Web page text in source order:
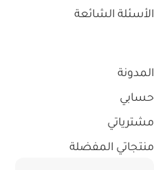
الأسئلة الشائعة
المدونة
حسابي
مشترياتي
منتجاتي المفضلة